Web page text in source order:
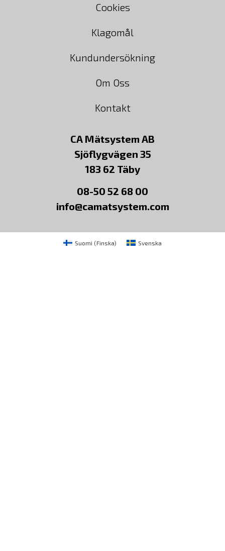
Cookies
Klagomål
Kundundersökning
Om Oss
Kontakt
CA Mätsystem AB
Sjöflygvägen 35
183 62 Täby
08-50 52 68 00
info@camatsystem.com
Suomi (Finska) Svenska